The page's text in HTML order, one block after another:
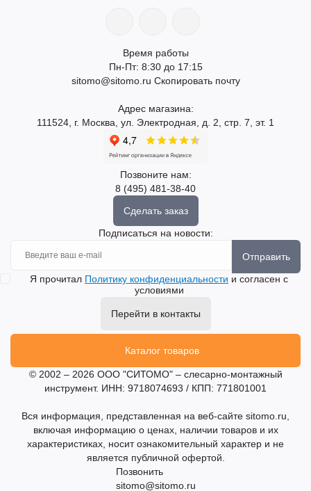
Время работы
Пн-Пт: 8:30 до 17:15
sitomo@sitomo.ru Скопировать почту
Адрес магазина:
111524, г. Москва, ул. Электродная, д. 2, стр. 7, эт. 1
Позвоните нам:
8 (495) 481-38-40
Сделать заказ
Подписаться на новости:
Отправить
Я прочитал Политику конфиденциальности и согласен с
условиями
Перейти в контакты
Каталог товаров
© 2002 – 2026 ООО "СИТОМО" – слесарно-монтажный
инструмент. ИНН: 9718074693 / КПП: 771801001
Вся информация, представленная на веб-сайте sitomo.ru,
включая информацию о ценах, наличии товаров и их
характеристиках, носит ознакомительный характер и не
является публичной офертой.
Позвонить
sitomo@sitomo.ru